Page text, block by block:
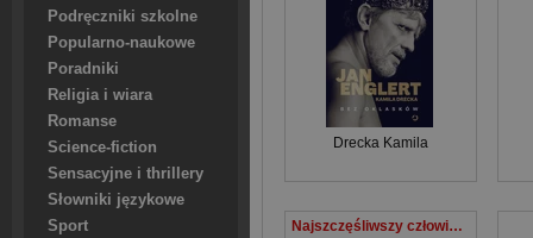
Podręczniki szkolne
Popularno-naukowe
Poradniki
Religia i wiara
Romanse
Science-fiction
Sensacyjne i thrillery
Słowniki językowe
Sport
Drecka Kamila
Najszczęśliwszy człowiek na Ziemi